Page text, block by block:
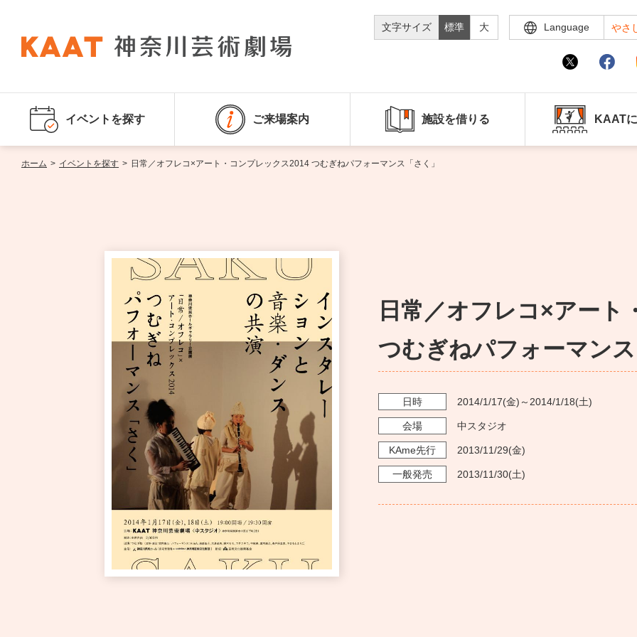
文字サイズ 標準 大 Language やさ
イベントを探す ご来場案内 施設を借りる KAAT
ホーム > イベントを探す > 日常／オフレコ×アート・コンプレックス2014 つむぎねパフォーマンス「さく」
日常／オフレコ×アート
つむぎねパフォーマン
日時 2014/1/17(金)～ 2014/1/18(土)
会場 中スタジオ
KAme先行 2013/11/29(金)
一般発売 2013/11/30(土)